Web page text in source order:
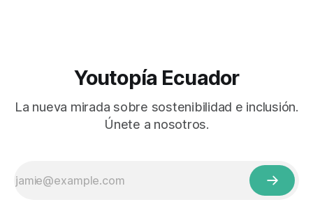
Youtopía Ecuador
La nueva mirada sobre sostenibilidad e inclusión.
Únete a nosotros.